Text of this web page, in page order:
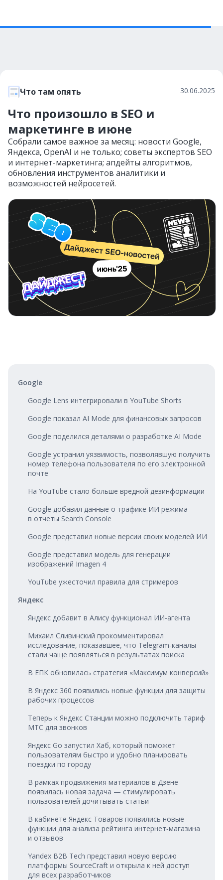
Что там опять 30.06.2025
Что произошло в SEO и
маркетинге в июне
Собрали самое важное за месяц: новости Google,
Яндекса, OpenAI и не только; советы экспертов SEO
и интернет-маркетинга; апдейты алгоритмов,
обновления инструментов аналитики и
возможностей нейросетей.
Google
Google Lens интегрировали в YouTube Shorts
Google показал AI Mode для финансовых запросов
Google поделился деталями о разработке AI Mode
Google устранил уязвимость, позволявшую получить
номер телефона пользователя по его электронной
почте
На YouTube стало больше вредной дезинформации
Google добавил данные о трафике ИИ режима
в отчеты Search Console
Google представил новые версии своих моделей ИИ
Google представил модель для генерации
изображений Imagen 4
YouTube ужесточил правила для стримеров
Яндекс
Яндекс добавит в Алису функционал ИИ‑агента
Михаил Сливинский прокомментировал
исследование, показавшее, что Telegram‑каналы
стали чаще появляться в результатах поиска
В ЕПК обновилась стратегия «Максимум конверсий»
В Яндекс 360 появились новые функции для защиты
рабочих процессов
Теперь к Яндекс Станции можно подключить тариф
МТС для звонков
Яндекс Go запустил Хаб, который поможет
пользователям быстро и удобно планировать
поездки по городу
В рамках продвижения материалов в Дзене
появилась новая задача — стимулировать
пользователей дочитывать статьи
В кабинете Яндекс Товаров появились новые
функции для анализа рейтинга интернет‑магазина
и отзывов
Yandex B2B Tech представил новую версию
платформы SourceCraft и открыла к ней доступ
для всех разработчиков